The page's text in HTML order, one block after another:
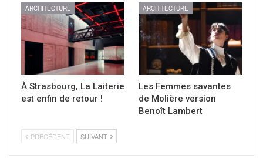
ARCHITECTURE
À Strasbourg, La Laiterie
est enfin de retour !
ARCHITECTURE
Les Femmes savantes
de Molière version
Benoît Lambert
PRÉCÉDENT SUIVANT